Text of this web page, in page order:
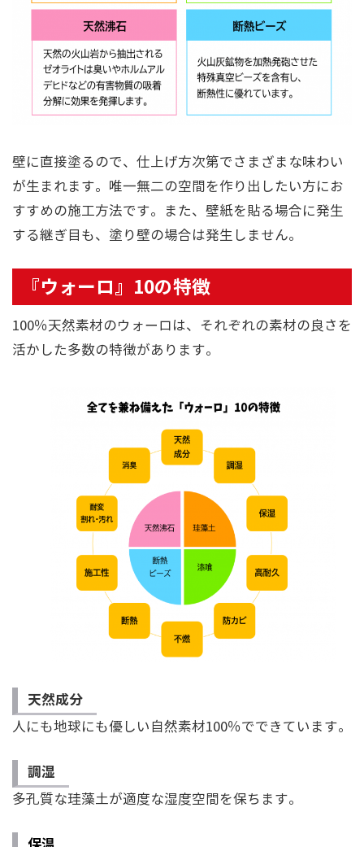
壁に直接塗るので、仕上げ方次第でさまざまな味わい
が生まれます。唯一無二の空間を作り出したい方にお
すすめの施工方法です。また、壁紙を貼る場合に発生
する継ぎ目も、塗り壁の場合は発生しません。
『ウォーロ』10の特徴
100％天然素材のウォーロは、それぞれの素材の良さを
活かした多数の特徴があります。
天然成分○
人にも地球にも優しい自然素材100％でできています。
調湿
多孔質な珪藻土が適度な湿度空間を保ちます。